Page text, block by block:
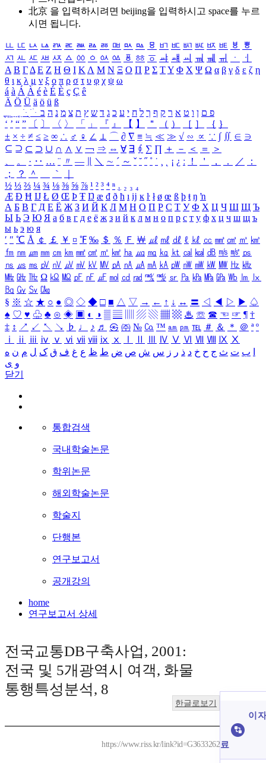
北京 을 입력하시려면 beijing을 입력하시고 space를 누르
시면 됩니다.
ㅥ ㅦ ㅧ ㅨ ㅩ ㅪ ㅫ ㅬ ㅭ ㅮ ㅯ ㅰ ㅱ ㅲ ㅳ ㅴ ㅵ ㅶ ㅷ ㅸ
ㅹ
ㅺ ㅻ ㅼ ㅽ ㅾ ㅿ ㆀ ㆁ ㆂ ㆃ ㆄ ㆅ ㆆ ㆇ ㆈ ㆉ ㆊ ㆋ ㆌ ㆍ
ㆎ
Α Β ΓΔ Ε Ζ Η Θ Ι ΚΛ Μ Ν Ξ Ο Π Ρ Σ ΤΥ Φ Χ Ψ Ω α β γ δ ε ζ η
θ ι κ λ μ ν ξ ο π ρ σ τ υ φ χ ψ ω
á à Á À é è É È ç Ç ê
Ä Ö Ü ä ö ü ß
ִֶֹ ֻּ ׁׂ פ ם ן ו ט א ר ק ף ך ל ח י ע כ ג ד ש ץ ת צ מ נ ה ב
‘ ’ “ ” 〔 〕 〈 〉 「 」 『 』 【 】 ＂ （ ） ［ ］ ｛ ｝
± × ÷ ≠ ≤ ≥ ∞ ∴ ♂ ♀ ∠ ⊥ ⌒ ∂ ∇ ≡ ≒ ≪ ≫ √ ∽ ∝ ∵ ∫ ∬ ∈ ∋
⊆ ⊇ ⊂ ⊃ ∪ ∩ ∧ ∨ ￢ ⇒ ⇔ ∀ ∃ ∮ ∑ ∏ ＋ － ＜ ＝
＞
、
。 · ‥ … ¨ 〃 ― ＼ ∼ ´ ～ ˇ ˘ ˝ ˚ ˙ ¸ ¡ ¿ ː ！ ＇ ， ． ／
：
；
？ ＾ ｀
½ ⅓ ⅔ ¼ ¾ ⅛ ⅜ ⅝ ⅞ ¹ ² ³ ⁴ ⁿ ₁ ₂ ₃ ₄
Æ Ð Ħ Ĳ Ł Ø Œ Þ Ŧ Ŋ æ đ ð ħ ı ĳ ĸ ŀ ł ø œ ß þ ŧ ŋ ŉ
А Б В Г Д Е Ё Ж З И Й К Л М Н О П Р С Т У Ф Х Ц Ч Ш Щ Ъ
Ы Ь Э Ю Я а б в г д е ё ж з и й к л м н о п р с т у ф х ц ч ш щ ъ
ы ь э ю я
′ ″ ℃ Å ￠ ￡ ￥ ¤ ℉ ‰ ＄ ％ Ｆ ￦ ㎕ ㎖ ㎗ ℓ ㎘ ㏄ ㎣ ㎤ ㎥ ㎦
㎙ ㎚ ㎛ ㎜ ㎝ ㎞ ㎟ ㎠ ㎡ ㎢ ㏊ ㎍ ㎎ ㎏ ㏏ ㎈ ㎉ ㏈ ㎧ ㎨ ㎰
㎱ ㎲ ㎳ ㎴ ㎵ ㎶ ㎷ ㎸ ㎹ ㎀ ㎁ ㎂ ㎃ ㎄ ㎺ ㎻ ㎽ ㎾ ㎿ ㎐ ㎑
㎒ ㎓ ㎔ Ω ㏀ ㏁ ㎊ ㎋ ㎌ ㏖ ㏅ ㎭ ㎮ ㎯ ㏛ ㎩ ㎪ ㎫ ㎬ ㏝ ㏐
㏓
㏃ ㏉ ㏜ ㏆
§ ※ ☆ ★ ○ ● ◎ ◇ ◆ □ ■ △ ▽ → ← ↑ ↓ ↔ 〓 ◁ ◀ ▷ ▶ ♤
♠ ♡ ♥ ♧ ♣ ⊙ ◈ ▣ ◐ ◑ ▒ ▤ ▨ ▧ ▦ ▩ ♨ ☏ ☎ ☜ ☞ ¶ †
‡ ↕ ↗ ↙ ↖ ↘ ♭ ♩ ♪ ♬ ㉿ ㈜ № ㏇ ™ ㏂ ㏘ ℡ ＃ ＆ ＊ ＠ ª º
ⅰ
ⅱ ⅲ ⅳ ⅴ ⅵ ⅶ ⅷ ⅸ ⅹ Ⅳ Ⅴ Ⅵ Ⅶ Ⅷ Ⅸ Ⅹ
ب ت ث ج ح خ د ذ ر ز س ش ص ض ط ظ ع غ ف ق ک ل م ن ه
و ی
닫기
통합검색
국내학술논문
학위논문
해외학술논문
학술지
단행본
연구보고서
공개강의
home
연구보고서 상세
전국교통DB구축사업, 2001:
전국 및 5개광역시 여객, 화물
통행특성분석, 8
한글로보기
https://www.riss.kr/link?id=G3633262
이
료